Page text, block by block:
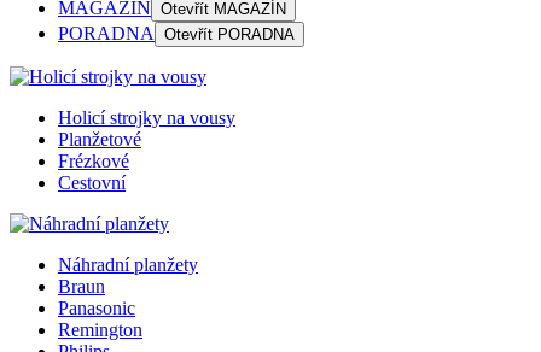
MAGAZÍN Otevřít MAGAZÍN
PORADNA Otevřít PORADNA
Holicí strojky na vousy
Planžetové
Frézkové
Cestovní
Náhradní planžety
Braun
Panasonic
Remington